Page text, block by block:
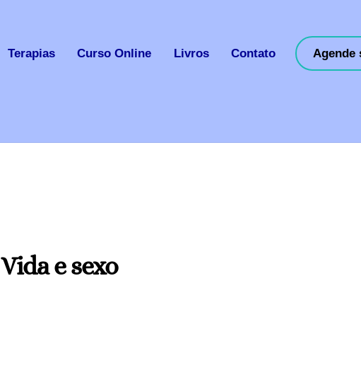
Terapias Curso Online Livros Contato Agende
Vida e sexo